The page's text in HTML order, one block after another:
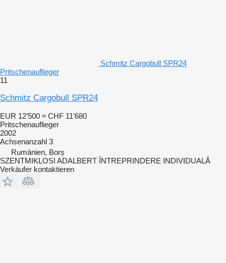
Schmitz Cargobull SPR24
Pritschenauflieger
11
Schmitz Cargobull SPR24
EUR 12’500 ≈ CHF 11’680
Pritschenauflieger
2002
Achsenanzahl 3
Rumänien, Borș
SZENTMIKLOSI ADALBERT ÎNTREPRINDERE INDIVIDUALĂ
Verkäufer kontaktieren